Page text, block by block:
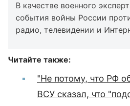
В качестве военного
события войны России
радио, телевидении и
Читайте также:
"Не потому, что РФ
ВСУ сказал, что